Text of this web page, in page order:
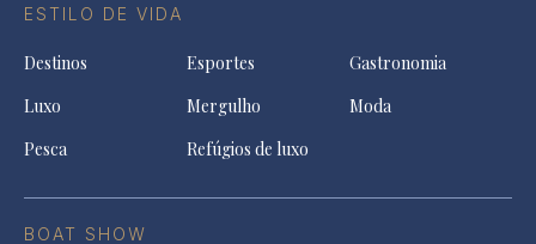
ESTILO DE VIDA
Destinos Esportes
Gastronomia
Luxo
Mergulho
Moda
Pesca
Refúgios de luxo
BOAT SHOW